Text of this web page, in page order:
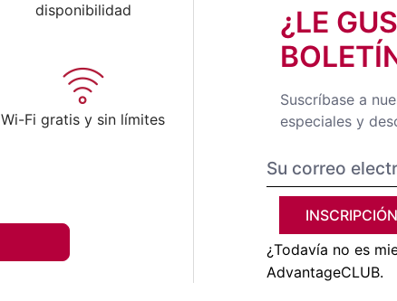
disponibilidad
Wi-Fi gratis y sin límites
¿LE
Suscríbase a
especiales y
INSCRIPCIÓN
¿Todavía no es
AdvantageCLUB.